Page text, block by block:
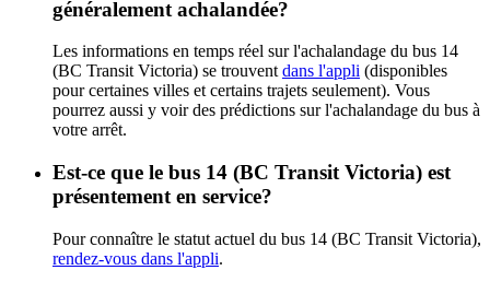
généralement achalandée?
Les informations en temps réel sur l'achalandage du bus 14
(BC Transit Victoria) se trouvent dans l'appli (disponibles
pour certaines villes et certains trajets seulement). Vous
pourrez aussi y voir des prédictions sur l'achalandage du bus à
votre arrêt.
Est-ce que le bus 14 (BC Transit Victoria) est
présentement en service?
Pour connaître le statut actuel du bus 14 (BC Transit Victoria),
rendez-vous dans l'appli.